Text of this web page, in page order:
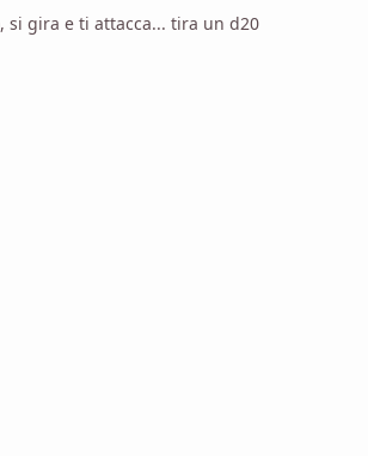
si gira e ti attacca... tira un d20